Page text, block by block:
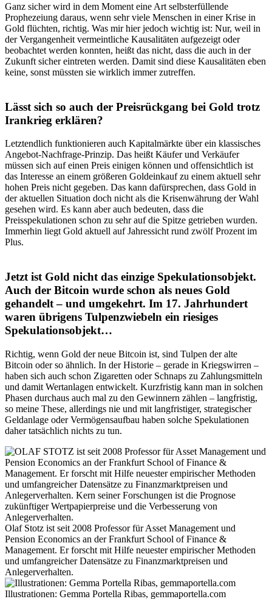
Ganz sicher wird in dem Moment eine Art selbsterfüllende
Prophezeiung daraus, wenn sehr viele Menschen in einer Krise in
Gold flüchten, richtig. Was mir hier jedoch wichtig ist: Nur, weil in
der Vergangenheit vermeintliche Kausalitäten aufgezeigt oder
beobachtet werden konnten, heißt das nicht, dass die auch in der
Zukunft sicher eintreten werden. Damit sind diese Kausalitäten eben
keine, sonst müssten sie wirklich immer zutreffen.
Lässt sich so auch der Preisrückgang bei Gold trotz
Irankrieg erklären?
Letztendlich funktionieren auch Kapitalmärkte über ein klassisches
Angebot-Nachfrage-Prinzip. Das heißt Käufer und Verkäufer
müssen sich auf einen Preis einigen können und offensichtlich ist
das Interesse an einem größeren Goldeinkauf zu einem aktuell sehr
hohen Preis nicht gegeben. Das kann dafürsprechen, dass Gold in
der aktuellen Situation doch nicht als die Krisenwährung der Wahl
gesehen wird. Es kann aber auch bedeuten, dass die
Preisspekulationen schon zu sehr auf die Spitze getrieben wurden.
Immerhin liegt Gold aktuell auf Jahressicht rund zwölf Prozent im
Plus.
Jetzt ist Gold nicht das einzige Spekulationsobjekt.
Auch der Bitcoin wurde schon als neues Gold
gehandelt – und umgekehrt. Im 17. Jahrhundert
waren übrigens Tulpenzwiebeln ein riesiges
Spekulationsobjekt…
Richtig, wenn Gold der neue Bitcoin ist, sind Tulpen der alte
Bitcoin oder so ähnlich. In der Historie – gerade in Kriegswirren –
haben sich auch schon Zigaretten oder Schnaps zu Zahlungsmitteln
und damit Wertanlagen entwickelt. Kurzfristig kann man in solchen
Phasen durchaus auch mal zu den Gewinnern zählen – langfristig,
so meine These, allerdings nie und mit langfristiger, strategischer
Geldanlage oder Vermögensaufbau haben solche Spekulationen
daher tatsächlich nichts zu tun.
Olaf Stotz ist seit 2008 Professor für Asset Management und
Pension Economics an der Frankfurt School of Finance &
Management. Er forscht mit Hilfe neuester empirischer Methoden
und umfangreicher Datensätze zu Finanzmarktpreisen und
Anlegerverhalten.
Illustrationen: Gemma Portella Ribas, gemmaportella.com